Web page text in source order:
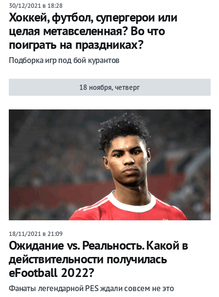
30/12/2021 в 18:28
Хоккей, футбол, супергерои или
целая метавселенная? Во что
поиграть на праздниках?
Подборка игр под бой курантов
18 ноября, четверг
18/11/2021 в 21:09
Ожидание vs. Реальность. Какой в
действительности получилась
eFootball 2022?
Фанаты легендарной PES ждали совсем не это